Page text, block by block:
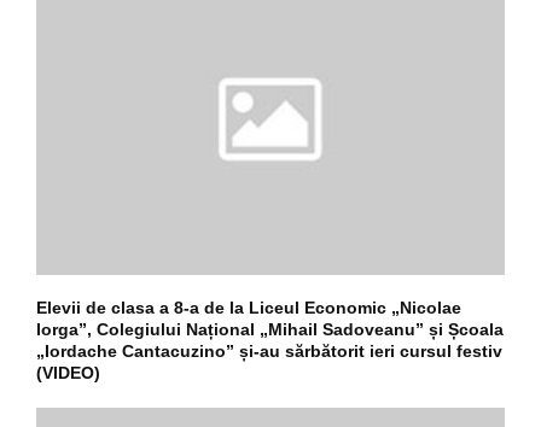
Elevii de clasa a 8-a de la Liceul Economic „Nicolae
Iorga”, Colegiului Național „Mihail Sadoveanu” și Școala
„Iordache Cantacuzino” și-au sărbătorit ieri cursul festiv
(VIDEO)